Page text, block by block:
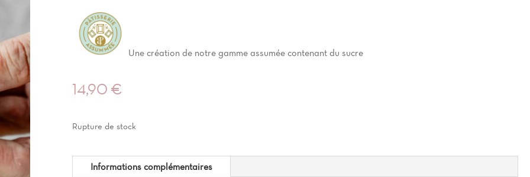
Une création de notre gamme assumée contenant du sucre
14,90 €
Rupture de stock
Informations complémentaires